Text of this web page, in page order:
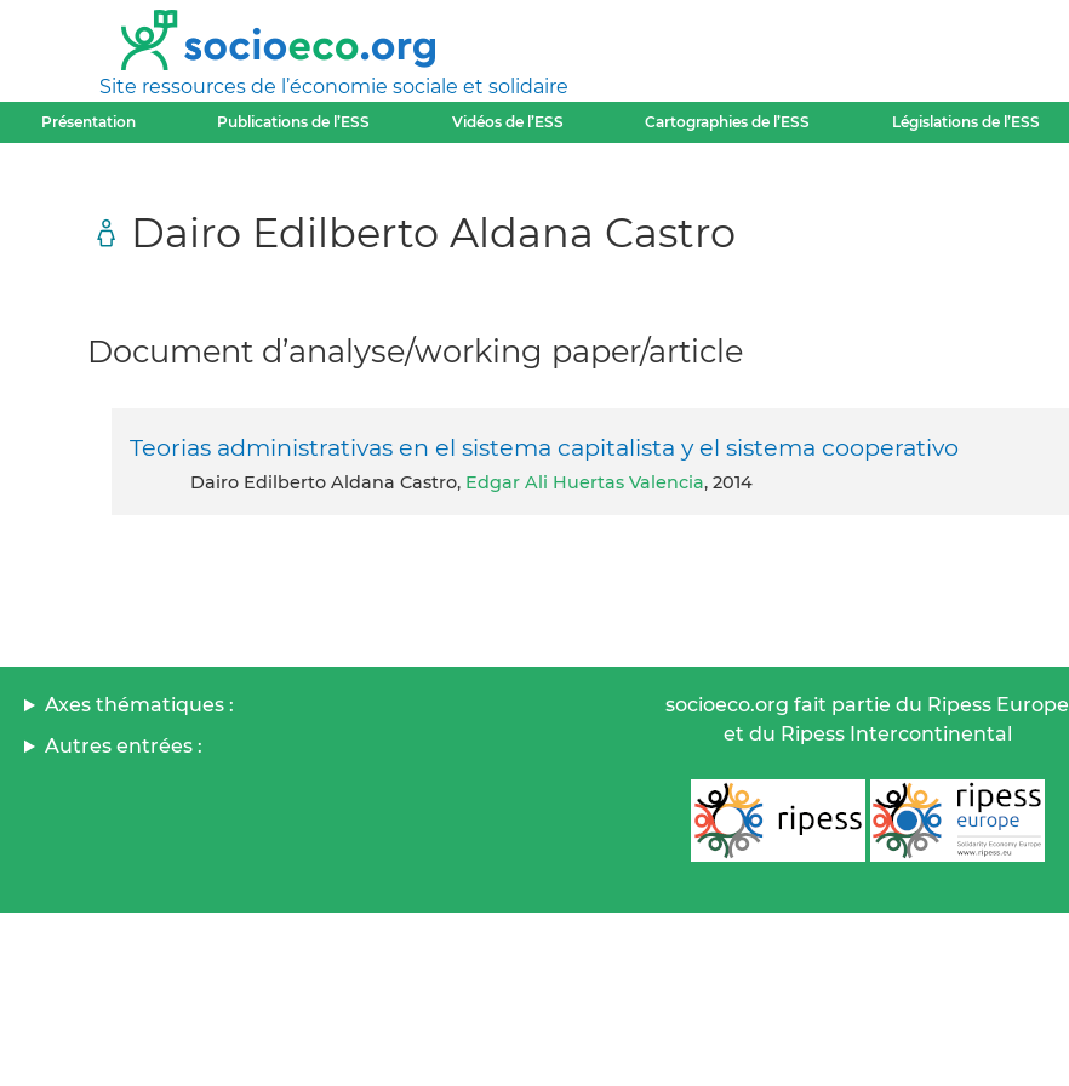
Site ressources de l’économie sociale et solidaire
Présentation Publications de l’ESS Vidéos de l’ESS Cartographies de l’ESS Législations de l’ESS
Dairo Edilberto Aldana Castro
Document d’analyse/working paper/article
Teorias administrativas en el sistema capitalista y el sistema cooperativo
Dairo Edilberto Aldana Castro, Edgar Ali Huertas Valencia, 2014
Axes thématiques :
Autres entrées :
socioeco.org fait partie du Ripess Europe
et du Ripess Intercontinental